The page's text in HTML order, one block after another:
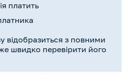
платить
відобразиться з повними
швидко перевірити його